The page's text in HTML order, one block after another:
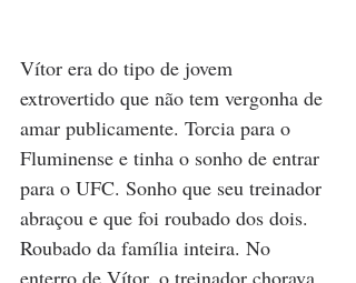
Vítor era do tipo de jovem
extrovertido que não tem vergonha de
amar publicamente. Torcia para o
Fluminense e tinha o sonho de entrar
para o UFC. Sonho que seu treinador
abraçou e que foi roubado dos dois.
Roubado da família inteira. No
enterro de Vítor, o treinador chorava